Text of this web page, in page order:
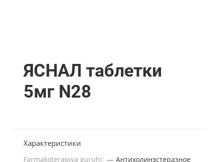
ЯСНАЛ таблетки
5мг N28
Характеристики
Farmakoterapiya guruhi: — Антихолинэстеразное